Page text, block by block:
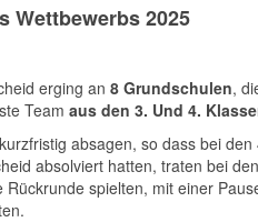
Wettbewerbs 2025
erging an 8 Grundschulen,
Team aus den 3. Und 4.
absagen, so dass bei
absolviert hatten, traten bei
Rückrunde spielten, mit einer